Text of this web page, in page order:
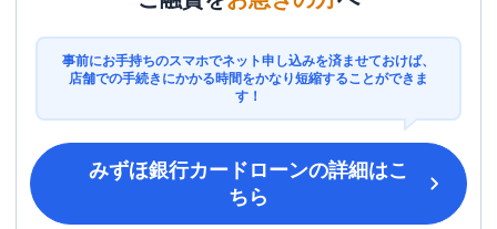
事前にお手持ちのスマホでネット申し込みを済ませておけば、
店舗での手続きにかかる時間をかなり短縮することができま
す！
みずほ銀行カードローンの詳細はこ
ちら